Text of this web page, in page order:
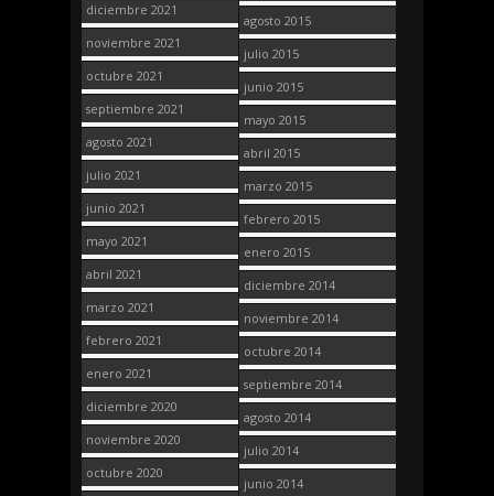
diciembre 2021
noviembre 2021
octubre 2021
septiembre 2021
agosto 2021
julio 2021
junio 2021
mayo 2021
abril 2021
marzo 2021
febrero 2021
enero 2021
diciembre 2020
noviembre 2020
octubre 2020
agosto 2015
julio 2015
junio 2015
mayo 2015
abril 2015
marzo 2015
febrero 2015
enero 2015
diciembre 2014
noviembre 2014
octubre 2014
septiembre 2014
agosto 2014
julio 2014
junio 2014